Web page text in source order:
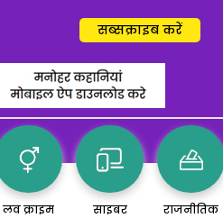
सब्सक्राइब करें
लव क्राइम साइबर राजनीतिक